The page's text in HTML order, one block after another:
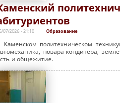
07/2026 - 21:10 Образование
Каменском политехническом
повара-кондитера,
и общежитие.